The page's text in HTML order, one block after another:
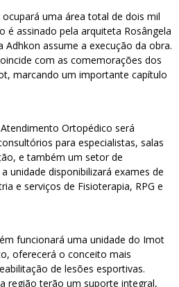
uma área total de dois mil
é assinado pela arquiteta Rosângela
assume a execução da obra.
com as comemorações dos
marcando um importante capítulo
Ortopédico será
para especialistas, salas
e também um setor de
unidade disponibilizará exames de
e serviços de Fisioterapia, RPG e
funcionará uma unidade do Imot
oferecerá o conceito mais
de lesões esportivas.
região terão um suporte integral,